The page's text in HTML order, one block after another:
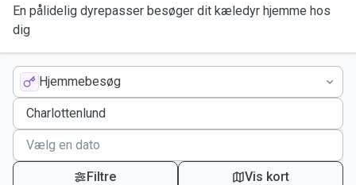
En pålidelig dyrepasser besøger dit kæledyr hjemme hos
dig
Hjemmebesøg
Filtre Vis kort